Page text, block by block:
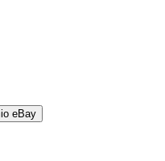
eBay